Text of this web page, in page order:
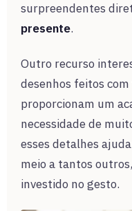
surpreendentes
presente.
Outro recurso
desenhos feitos
proporcionam um
necessidade de
esses detalhes
meio a tantos
investido no gesto.